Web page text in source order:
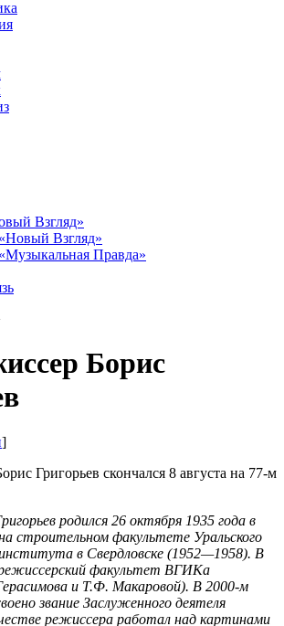
Взгляд»
Взгляд»
Правда»
Борис
]
Григорьев скончался 8 августа на 77-м
родился 26 октября 1935 года в
строительном факультете Уральского
в Свердловске (1952—1958). В
режиссерский факультет ВГИКа
и Т.Ф. Макаровой). В 2000-м
звание Заслуженного деятеля
режиссера работал над картинами